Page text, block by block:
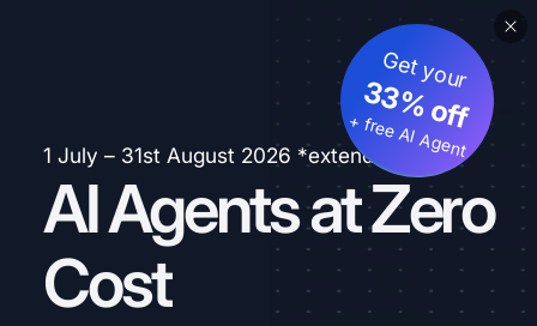
1 July – 31st August 2026 *extended
AI Agents at Zero
Cost
Get your
33% off
+ free AI Agent